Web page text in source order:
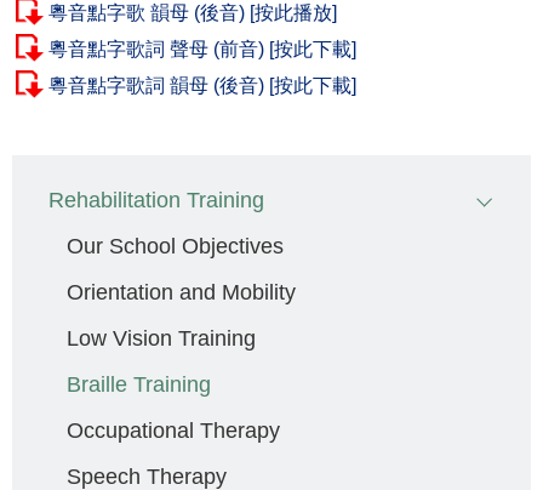
粵音點字歌 韻母 (後音) [按此播放]
粵音點字歌詞 聲母 (前音) [按此下載]
粵音點字歌詞 韻母 (後音) [按此下載]
navigation
Rehabilitation Training
Our School Objectives
Orientation and Mobility
Low Vision Training
Braille Training
Occupational Therapy
Speech Therapy